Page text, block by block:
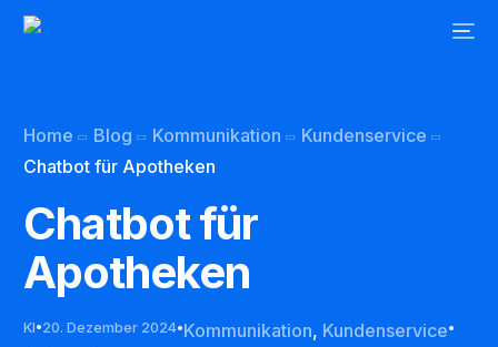
Home Blog Kommunikation
Kundenservice
Chatbot für Apotheken
Chatbot für
Apotheken
KI 20. Dezember 2024 Kommunikation, Kundenservice